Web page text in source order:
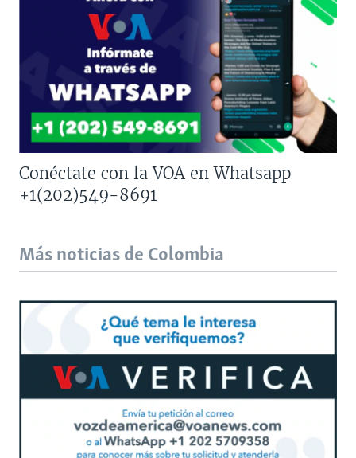
Conéctate con la VOA en Whatsapp
+1(202)549-8691
Más noticias de Colombia